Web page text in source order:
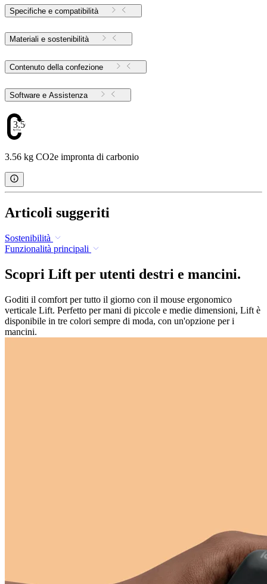
Specifiche e compatibilità
Materiali e sostenibilità
Contenuto della confezione
Software e Assistenza
3.56
3.56 kg CO2e impronta di carbonio
Articoli suggeriti
Sostenibilità
Funzionalità principali
Scopri Lift per utenti destri e mancini.
Goditi il comfort per tutto il giorno con il mouse ergonomico
verticale Lift. Perfetto per mani di piccole e medie dimensioni, Lift è
disponibile in tre colori sempre di moda, con un'opzione per i
mancini.